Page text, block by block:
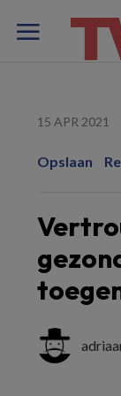
15 APR 2021
Opslaan